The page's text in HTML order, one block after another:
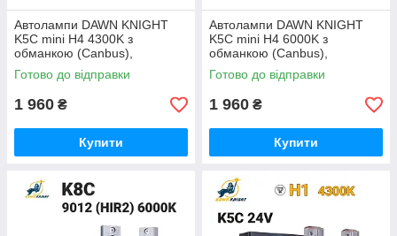
Автолампи DAWN KNIGHT
K5C mini H4 4300K з
обманкою (Canbus),
комплект 2 шт
Готово до відправки
1 960 ₴
Купити
Автолампи DAWN KNIGHT
K5C mini H4 6000K з
обманкою (Canbus),
комплект 2 шт
Готово до відправки
1 960 ₴
Купити